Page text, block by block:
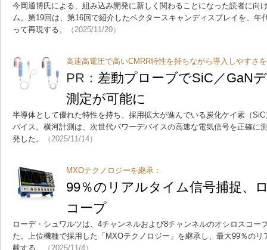
今岡通博氏による、組み込み開発に新しく関わることになった読者に向
ム。第19回は、第16回で紹介したベクタースキャンディスプレイを、年
って再現する。
（2025/11/20）
高速高電圧で高いCMRR特性を持ちながら導入しやすさ
PR： 差動プローブでSiC／GaN
測定が可能に
半導体として優れた特性を持ち、採用拡大が進んでいる炭化ケイ素（
バイス。横河計測は、次世代パワーデバイスの高速な電気信号を正確に
発した。
（2025/11/14）
MXOテクノロジーを継承：
99％のリアルタイム信号捕捉、
コープ
ローデ・シュワルツは、4チャンネルおよび8チャンネルのオシロスコー
た。上位機種で採用した「MXOテクノロジー」を継承し、最大99％の
載する。
（2025/11/4）